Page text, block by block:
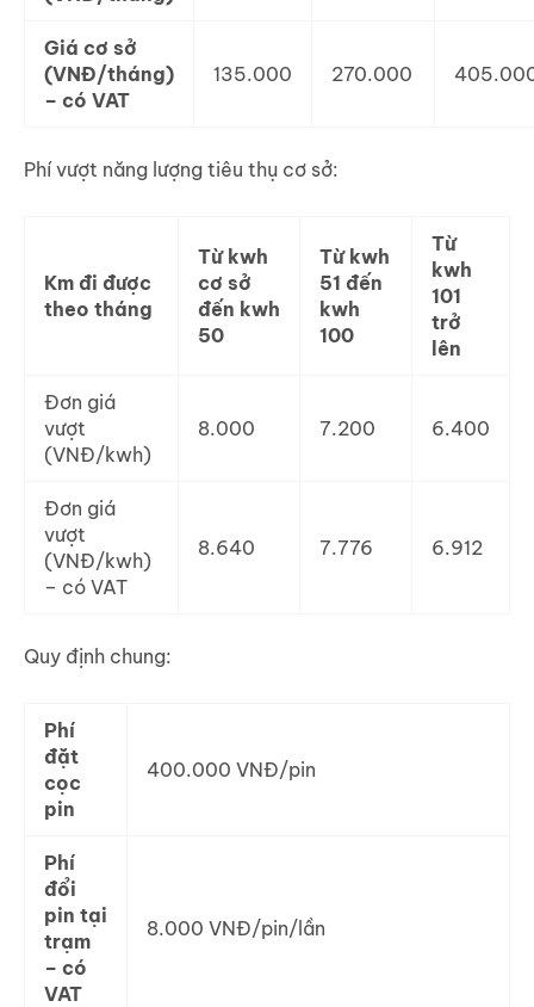
Giá cơ sở
(VNĐ/tháng)
– có VAT
135.000 270.000
Phí vượt năng lượng tiêu thụ cơ sở:
Km đi được
theo tháng
Từ kwh
cơ sở
đến kwh
50
Từ kwh
51 đến
kwh
100
Từ
kwh
101
trở
lên
Đơn giá
vượt
(VNĐ/kwh)
8.000 7.200 6.400
Đơn giá
vượt
(VNĐ/kwh)
– có VAT
8.640 7.776 6.912
Quy định chung:
Phí
đặt
cọc
pin
400.000 VNĐ/pin
Phí
đổi
pin tại
trạm
– có
VAT
8.000 VNĐ/pin/lần